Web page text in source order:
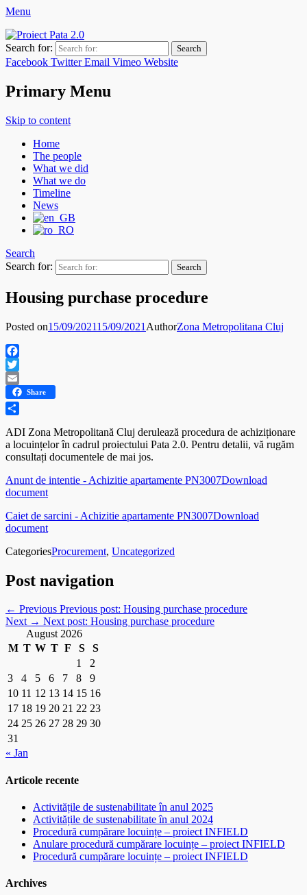
Menu
Pata 2.0 Project
Asociaţia de Dezvoltare Intercomunitară Zona Metropolitană Cluj
Search for:
Facebook Twitter Email Vimeo Website
Primary Menu
Skip to content
Home
The people
What we did
What we do
Timeline
News
Search
Search for:
Housing purchase procedure
Posted on15/09/202115/09/2021 AuthorZona Metropolitana Cluj
Facebook
Twitter
EmailShare
ADI Zona Metropolitană Cluj derulează procedura de achiziționare
a locuințelor în cadrul proiectului Pata 2.0. Pentru detalii, vă rugăm
consultați documentele de mai jos.
Anunt de intentie - Achizitie apartamente PN3007Download
document
Caiet de sarcini - Achizitie apartamente PN3007Download
document
CategoriesProcurement, Uncategorized
Post navigation
← Previous Previous post: Housing purchase procedure
Next → Next post: Housing purchase procedure
August 2026
M T W T F S
S
1
2
3
4 5 6 7 8
9
10 11 12 13 14 15 16
17 18 19 20 21 22 23
24 25 26 27 28 29 30
31
« Jan
Articole recente
Activitățile de sustenabilitate în anul 2025
Activitățile de sustenabilitate în anul 2024
Procedură cumpărare locuințe – proiect INFIELD
Anulare procedură cumpărare locuințe – proiect INFIELD
Procedură cumpărare locuințe – proiect INFIELD
Archives